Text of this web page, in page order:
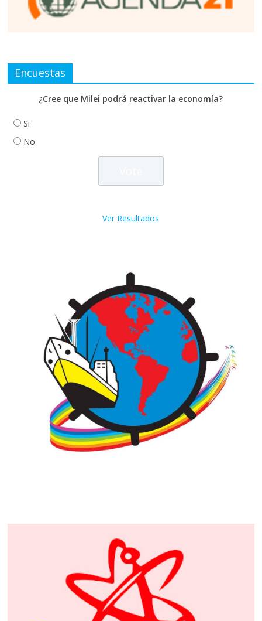
Encuestas
¿Cree que Milei podrá reactivar la economía?
Si
No
Ver Resultados